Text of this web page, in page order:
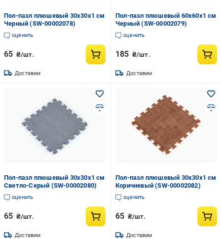
Пол-пазл плюшевый 30х30х1 см
Черный (SW-00002078)
оценить
65 ₴/шт.
Доставим
Пол-пазл плюшевый 60х60х1 см
Черный (SW-00002079)
оценить
185 ₴/шт.
Доставим
Пол-пазл плюшевый 30х30х1 см
Светло-Серый (SW-00002080)
оценить
65 ₴/шт.
Доставим
Пол-пазл плюшевый 30х30х1 см
Коричневый (SW-00002082)
оценить
65 ₴/шт.
Доставим